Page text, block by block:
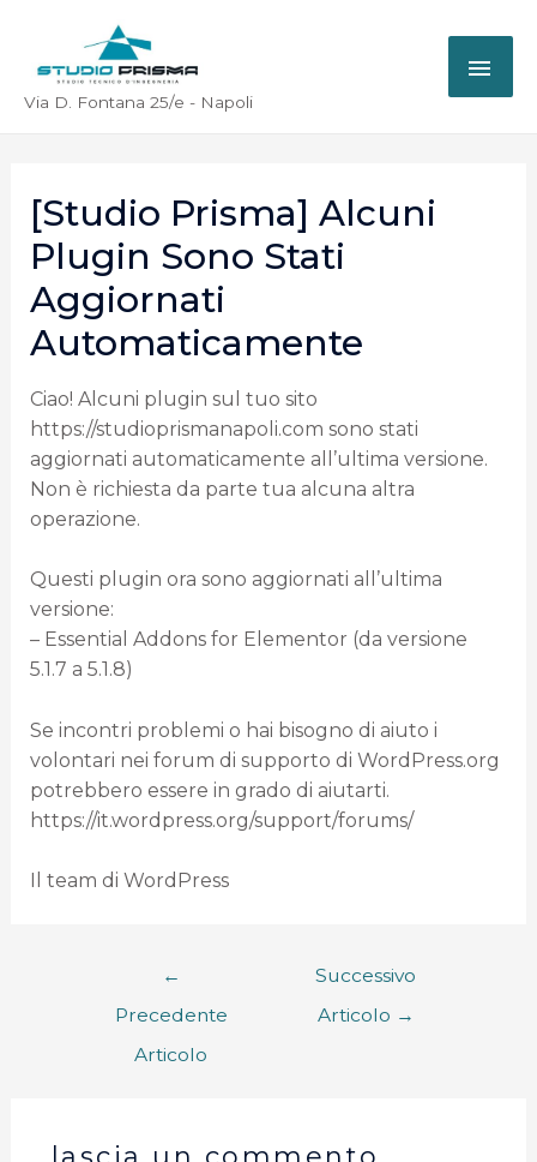
Via D. Fontana 25/e - Napoli
[Studio Prisma] Alcuni
Plugin Sono Stati
Aggiornati
Automaticamente
Ciao! Alcuni plugin sul tuo sito
https://studioprismanapoli.com sono stati
aggiornati automaticamente all’ultima versione.
Non è richiesta da parte tua alcuna altra
operazione.
Questi plugin ora sono aggiornati all’ultima
versione:
– Essential Addons for Elementor (da versione
5.1.7 a 5.1.8)
Se incontri problemi o hai bisogno di aiuto i
volontari nei forum di supporto di WordPress.org
potrebbero essere in grado di aiutarti.
https://it.wordpress.org/support/forums/
Il team di WordPress
←
Precedente
Articolo
Successivo
Articolo →